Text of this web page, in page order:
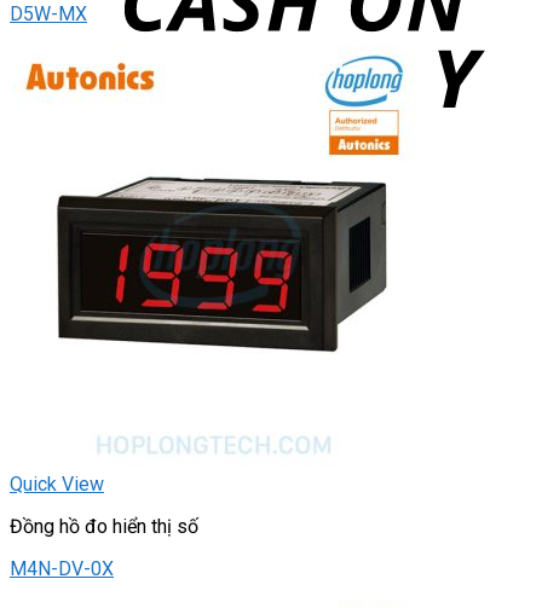
D5W-MX
Quick View
Đồng hồ đo hiển thị số
M4N-DV-0X